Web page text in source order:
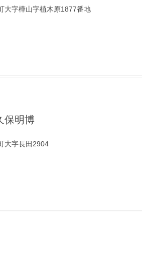
大字樺山字植木原1877番地
保明博
大字長田2904